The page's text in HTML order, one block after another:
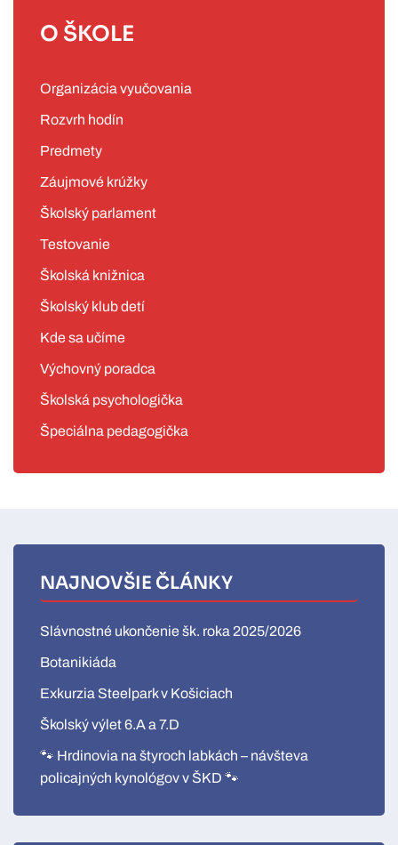
O ŠKOLE
Organizácia vyučovania
Rozvrh hodín
Predmety
Záujmové krúžky
Školský parlament
Testovanie
Školská knižnica
Školský klub detí
Kde sa učíme
Výchovný poradca
Školská psychologička
Špeciálna pedagogička
NAJNOVŠIE ČLÁNKY
Slávnostné ukončenie šk. roka 2025/2026
Botanikiáda
Exkurzia Steelpark v Košiciach
Školský výlet 6.A a 7.D
🐾 Hrdinovia na štyroch labkách – návšteva
policajných kynológov v ŠKD 🐾